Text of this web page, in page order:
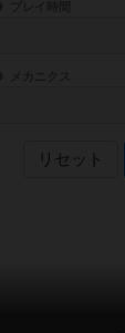
目安となる所要時
きます。直感的
ゲーム性を構成す
リセット